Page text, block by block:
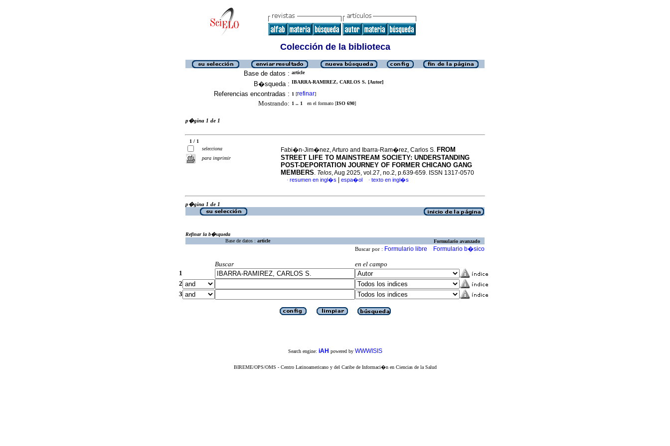
Colección de la biblioteca
Base de datos : article
B�squeda : IBARRA-RAMIREZ, CARLOS S. [Autor]
Referencias encontradas : 1 [refinar]
Mostrando: 1 .. 1 en el formato [ISO 690]
p�gina 1 de 1
1 / 1
selecciona
para imprimir
Fabi�n-Jim�nez, Arturo and Ibarra-Ram�rez, Carlos S. FROM
STREET LIFE TO MAINSTREAM SOCIETY: UNDERSTANDING
POST-DEPORTATION JOURNEY OF FORMER CHICANO GANG
MEMBERS. Telos, Aug 2025, vol.27, no.2, p.639-659. ISSN 1317-0570
· resumen en ingl�s espa�ol · texto en ingl�s
p�gina 1 de 1
Refinar la b�squeda
Base de datos : article Formulario avanzado
Buscar por : Formulario libre Formulario b�sico
Buscar
en el campo
1
2
3
Search engine: iAH powered by WWWISIS
BIREME/OPS/OMS - Centro Latinoamericano y del Caribe de Informaci�n en Ciencias de la Salud